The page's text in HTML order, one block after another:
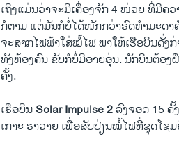
ເຖິງ​ແມ່ນ​ວ່າ​ຈະ​ມີ​ເຄື່ອງ​ຈັກ 4 ​ໜ່ວຍ ທີ່​ມີ​ຄ
ກໍຕາມ ແຕ່ມັນກໍບໍ່ໄດ້ໜັກກວ່າຣົດທຳມະດາ
ຈະສາກໄຟຟ້າໃສ່ໝໍ້ໄຟ​ ພາໃຫ້​ເຮືອບິນ​ດັ່
ທັງຫ້ອງຄົນ ຂັບກໍບໍ່ມີອາຍອຸ່ນ.​ ນັກ​ບິນ​ຕ້ອງ​
ຄັ້ງ.
ເຮືອບິນSolar Impulse 2ລົງຈອດ 15 ຄັ້
ເກາະ ຮາ​ວາຍ ​ເພື່ອສັບ​ປ່ຽນ​ໝໍ້ໄຟ​ທີ່​ຊຸດໂ